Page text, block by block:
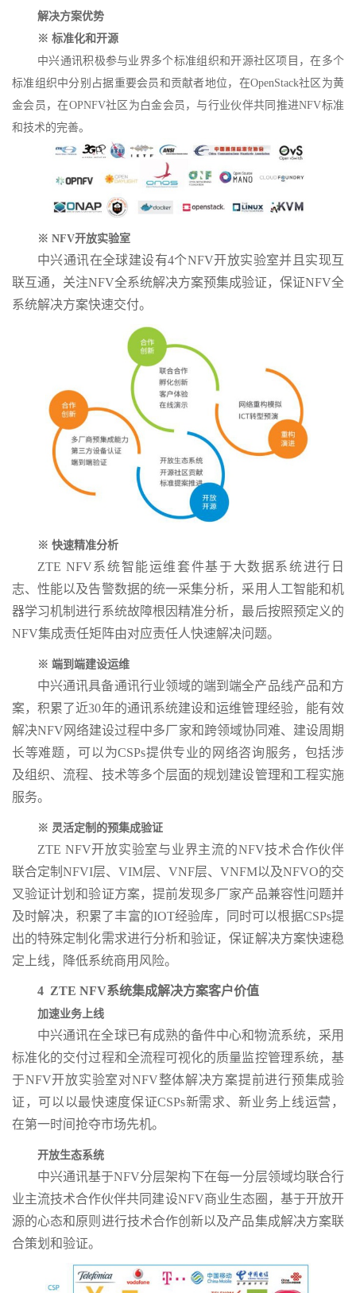
解决方案优势
※ 标准化和开源
中兴通讯积极参与业界多个标准组织和开源社区项目，在多个
标准组织中分别占据重要会员和贡献者地位，在OpenStack社区为黄
金会员，在OPNFV社区为白金会员，与行业伙伴共同推进NFV标准
和技术的完善。
※ NFV开放实验室
中兴通讯在全球建设有4个NFV开放实验室并且实现互
联互通，关注NFV全系统解决方案预集成验证，保证NFV全
系统解决方案快速交付。
※ 快速精准分析
ZTE NFV系统智能运维套件基于大数据系统进行日
志、性能以及告警数据的统一采集分析，采用人工智能和机
器学习机制进行系统故障根因精准分析，最后按照预定义的
NFV集成责任矩阵由对应责任人快速解决问题。
※ 端到端建设运维
中兴通讯具备通讯行业领域的端到端全产品线产品和方
案，积累了近30年的通讯系统建设和运维管理经验，能有效
解决NFV网络建设过程中多厂家和跨领域协同难、建设周期
长等难题，可以为CSPs提供专业的网络咨询服务，包括涉
及组织、流程、技术等多个层面的规划建设管理和工程实施
服务。
※ 灵活定制的预集成验证
ZTE NFV开放实验室与业界主流的NFV技术合作伙伴
联合定制NFVI层、VIM层、VNF层、VNFM以及NFVO的交
叉验证计划和验证方案，提前发现多厂家产品兼容性问题并
及时解决，积累了丰富的IOT经验库，同时可以根据CSPs提
出的特殊定制化需求进行分析和验证，保证解决方案快速稳
定上线，降低系统商用风险。
4 ZTE NFV系统集成解决方案客户价值
加速业务上线
中兴通讯在全球已有成熟的备件中心和物流系统，采用
标准化的交付过程和全流程可视化的质量监控管理系统，基
于NFV开放实验室对NFV整体解决方案提前进行预集成验
证，可以以最快速度保证CSPs新需求、新业务上线运营，
在第一时间抢夺市场先机。
开放生态系统
中兴通讯基于NFV分层架构下在每一分层领域均联合行
业主流技术合作伙伴共同建设NFV商业生态圈，基于开放开
源的心态和原则进行技术合作创新以及产品集成解决方案联
合策划和验证。